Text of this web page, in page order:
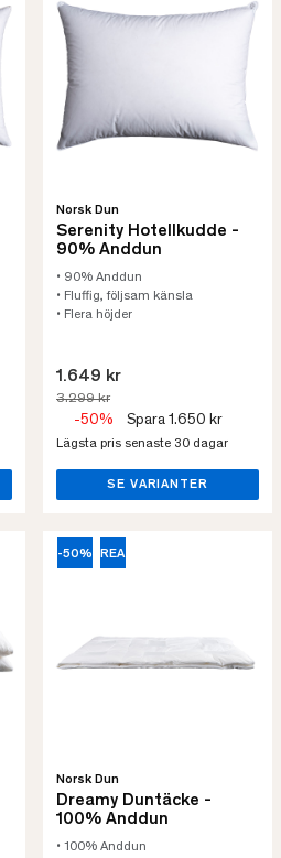
Norsk Dun
Serenity Hotellkudde -
90% Anddun
• 90% Anddun
• Fluffig, följsam känsla
• Flera höjder
1.649 kr
3.299 kr
-50% Spara 1.650 kr
Lägsta pris senaste 30 dagar
SE VARIANTER
-50% REA
Norsk Dun
Dreamy Duntäcke -
100% Anddun
• 100% Anddun